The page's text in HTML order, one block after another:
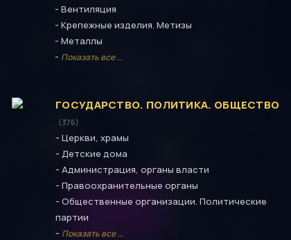
- Вентиляция
- Крепежные изделия. Метизы
- Металлы
- Показать все ...
ГОСУДАРСТВО. ПОЛИТИКА. ОБЩЕСТВО
(376)
- Церкви, храмы
- Детские дома
- Администрация, органы власти
- Правоохранительные органы
- Общественные организации. Политические
партии
- Показать все ...